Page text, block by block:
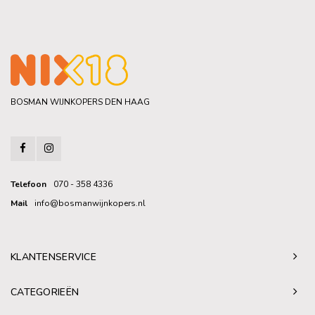
BOSMAN WIJNKOPERS DEN HAAG
Telefoon
070 - 358 4336
Mail
info@bosmanwijnkopers.nl
KLANTENSERVICE
CATEGORIEËN